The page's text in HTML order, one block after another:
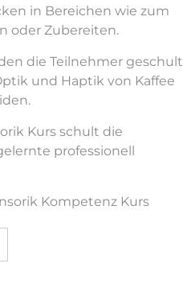
in Bereichen wie zum
oder Zubereiten.
die Teilnehmer geschult
und Haptik von Kaffee
Kurs schult die
professionell
Kompetenz Kurs